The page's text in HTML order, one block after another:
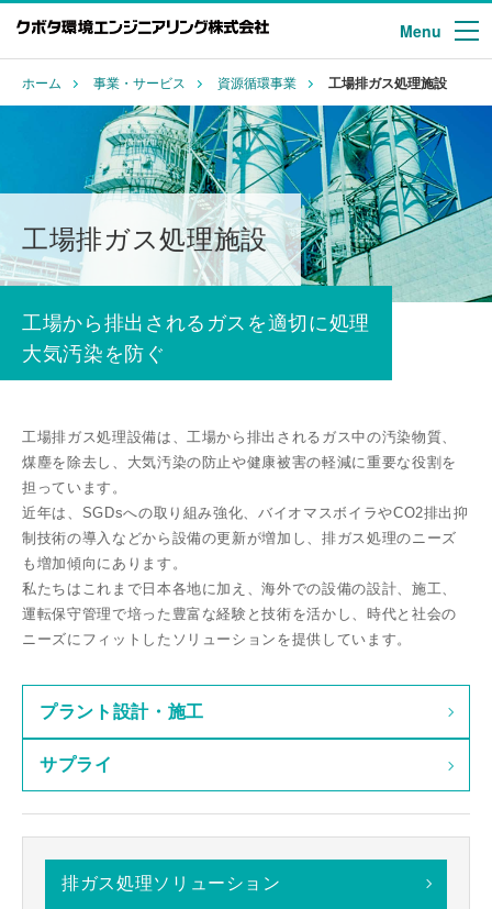
Menu
ホーム 事業・サービス 資源循環事業 工場排ガス処理施設
工場排ガス処理施設
⼯場から排出されるガスを適切に処理
⼤気汚染を防ぐ
工場排ガス処理設備は、⼯場から排出されるガス中の汚染物質、
煤塵を除去し、⼤気汚染の防⽌や健康被害の軽減に重要な役割を
担っています。
近年は、SGDsへの取り組み強化、バイオマスボイラやCO2排出抑
制技術の導⼊などから設備の更新が増加し、排ガス処理のニーズ
も増加傾向にあります。
私たちはこれまで⽇本各地に加え、海外での設備の設計、施⼯、
運転保守管理で培った豊富な経験と技術を活かし、時代と社会の
ニーズにフィットしたソリューションを提供しています。
プラント設計・施工
サプライ
排ガス処理ソリューション